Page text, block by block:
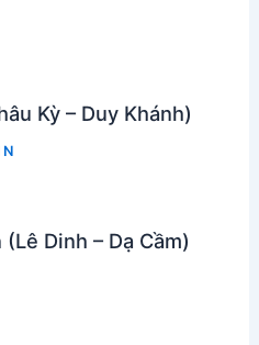
Kỳ – Duy Khánh)
N
Dinh – Dạ Cầm)